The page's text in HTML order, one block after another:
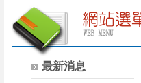
最新消息